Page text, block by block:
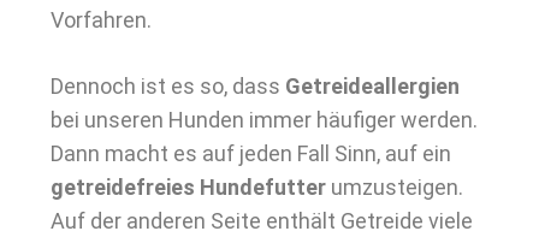
Vorfahren.
Dennoch ist es so, dass Getreideallergien
bei unseren Hunden immer häufiger werden.
Dann macht es auf jeden Fall Sinn, auf ein
getreidefreies Hundefutter umzusteigen.
Auf der anderen Seite enthält Getreide viele